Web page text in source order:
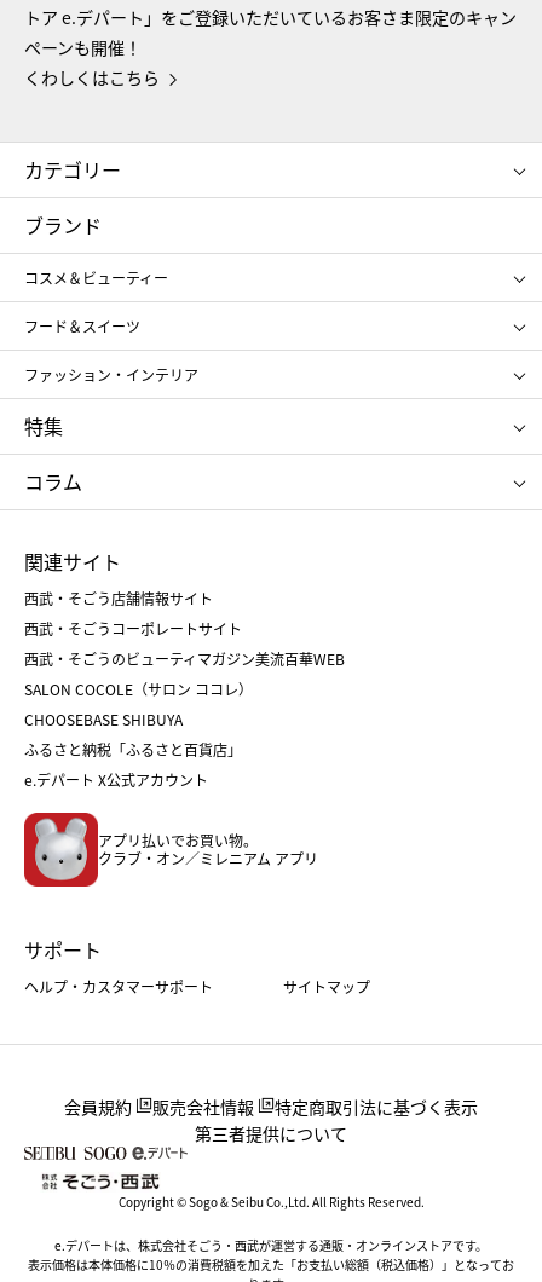
トア e.デパート」をご登録いただいているお客さま限定のキャン
ペーンも開催！
くわしくはこちら
カテゴリー
コスメ＆ビューティー
ギフト
レディース
メンズ
スポーツ・アウトドア
お中元
お歳暮
ブランド
コスメ＆ビューティー
SHISEIDO
ポール&ジョー ボーテ
ジルスチュアート
NARS
RMK
クリニーク
SK-Ⅱ
フード＆スイーツ
アンリ・シャルパンティエ
ゴディバ
新宿高野
たねや
ねんりん家
ファッション・インテリア
ポロ ラルフ ローレン
タケオ キクチ
ママ＆キッズ
シュタイフ
特集
お中元
ひな人形
五月人形
父の日
クリスマスケーキ
ホワイトデー
コラム
菓子折り
和菓子
人気のギフト
バレンタイン
ホワイトデー
おせち
フード
ホーム・キッチン＆アート
関連サイト
西武・そごう店舗情報サイト
西武・そごうコーポレートサイト
西武・そごうのビューティマガジン美流百華WEB
SALON COCOLE（サロン ココレ）
CHOOSEBASE SHIBUYA
ふるさと納税「ふるさと百貨店」
e.デパート X公式アカウント
アプリ払いでお買い物。
クラブ・オン／ミレニアム アプリ
サポート
ヘルプ・カスタマーサポート サイトマップ
会員規約 販売会社情報
特定商取引法に基づく表示
第三者提供について
Copyright © Sogo & Seibu Co.,Ltd. All Rights Reserved.
e.デパートは、株式会社そごう・西武が運営する通販・オンラインストアです。
表示価格は本体価格に10％の消費税額を加えた「お支払い総額（税込価格）」となってお